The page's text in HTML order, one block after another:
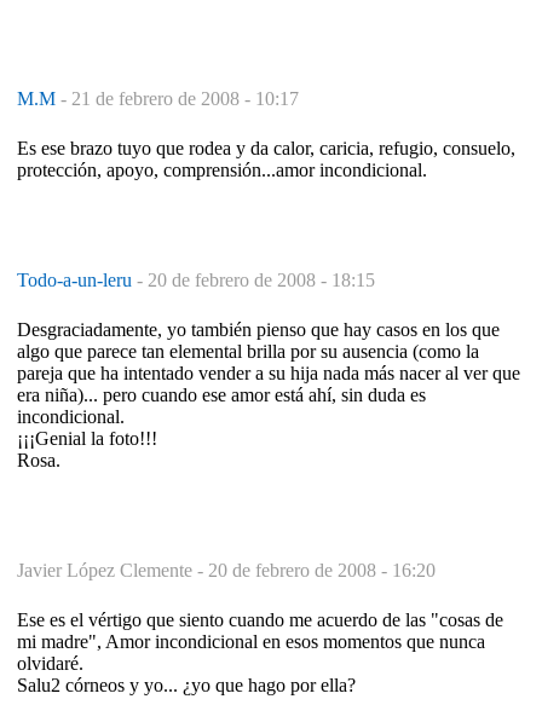
M.M - 21 de febrero de 2008 - 10:17
Es ese brazo tuyo que rodea y da calor, caricia, refugio, consuelo,
protección, apoyo, comprensión...amor incondicional.
Todo-a-un-leru - 20 de febrero de 2008 - 18:15
Desgraciadamente, yo también pienso que hay casos en los que
algo que parece tan elemental brilla por su ausencia (como la
pareja que ha intentado vender a su hija nada más nacer al ver que
era niña)... pero cuando ese amor está ahí, sin duda es
incondicional.
¡¡¡Genial la foto!!!
Rosa.
Javier López Clemente - 20 de febrero de 2008 - 16:20
Ese es el vértigo que siento cuando me acuerdo de las "cosas de
mi madre", Amor incondicional en esos momentos que nunca
olvidaré.
Salu2 córneos y yo... ¿yo que hago por ella?